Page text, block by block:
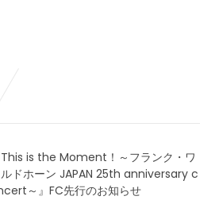
This is the Moment！～フランク・ワ
ドホーン JAPAN 25th anniversary c
～』FC先行のお知らせ